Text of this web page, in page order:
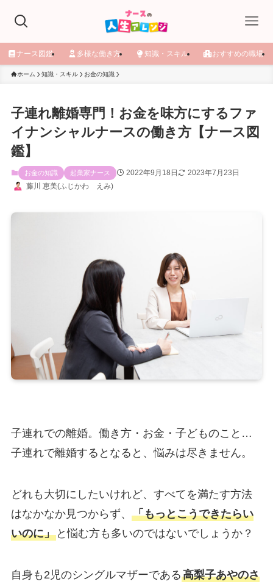
ナース図鑑 多様な働き方 知識・スキル おすすめの職場
ホーム 知識・スキル お金の知識
子連れ離婚専門！お金を味方にするファ
イナンシャルナースの働き方【ナース図
鑑】
お金の知識 起業家ナース 2022年9月18日
2023年7月23日
藤川 恵美(ふじかわ えみ)
子連れでの離婚。働き方・お金・子どものこと…
子連れで離婚するとなると、悩みは尽きません。
どれも大切にしたいけれど、すべてを満たす方法
はなかなか見つからず、 「もっとこうできたらい
いのに」と悩む方も多いのではないでしょうか？
自身も2児のシングルマザーである高梨子あやのさ